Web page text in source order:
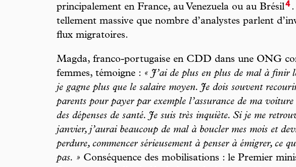
principalement en France, au Venezuela ou au Brésil4
tellement massive que nombre d’analystes parlent
flux migratoires.
Magda, franco-portugaise en CDD dans une ONG
femmes, témoigne : « J’ai de plus en plus de mal à finir
je gagne plus que le salaire moyen. Je dois souvent
parents pour payer par exemple l’assurance de ma
des dépenses de santé. Je suis très inquiète. Si je me
janvier, j’aurai beaucoup de mal à boucler mes mois et
perdure, commencer sérieusement à penser à émigrer, ce
pas. » Conséquence des mobilisations : le Premier